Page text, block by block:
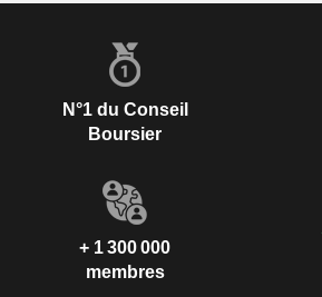
N°1 du Conseil
Boursier
+ 1 300 000
membres